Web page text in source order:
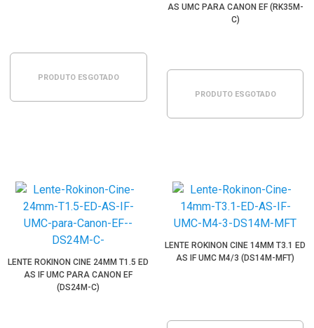
PRODUTO ESGOTADO
AS UMC PARA CANON EF (RK35M-
C)
PRODUTO ESGOTADO
LENTE ROKINON CINE 24MM T1.5 ED
AS IF UMC PARA CANON EF
(DS24M-C)
LENTE ROKINON CINE 14MM T3.1 ED
AS IF UMC M4/3 (DS14M-MFT)